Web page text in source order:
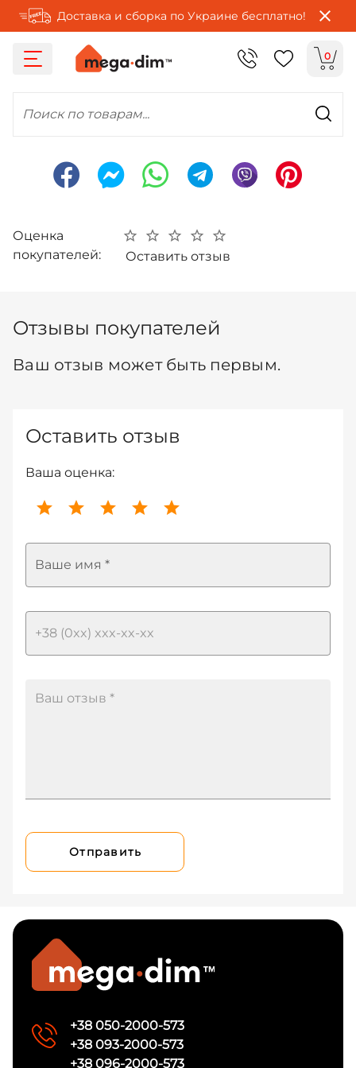
Доставка и сборка по Украине бесплатно!
0
Поиск по товарам...
Оценка
покупателей:
Оставить отзыв
Отзывы покупателей
Ваш отзыв может быть первым.
Оставить отзыв
Ваша оценка:
Ваше имя *
Отправить
+38 050-2000-573
+38 093-2000-573
+38 096-2000-573